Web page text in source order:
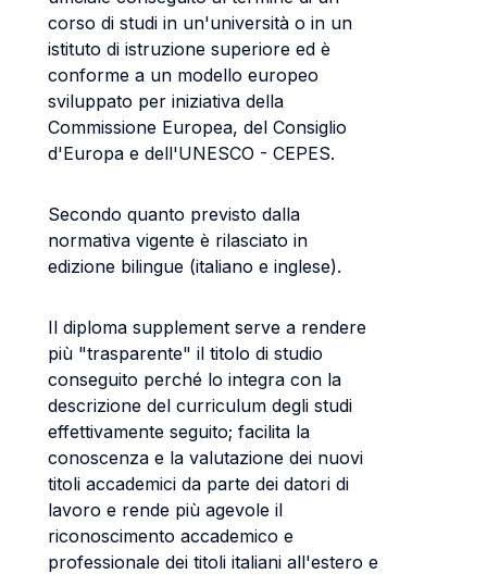
corso di studi in un'università o in un
istituto di istruzione superiore ed è
conforme a un modello europeo
sviluppato per iniziativa della
Commissione Europea, del Consiglio
d'Europa e dell'UNESCO - CEPES.
Secondo quanto previsto dalla
normativa vigente è rilasciato in
edizione bilingue (italiano e inglese).
Il diploma supplement serve a rendere
più "trasparente" il titolo di studio
conseguito perché lo integra con la
descrizione del curriculum degli studi
effettivamente seguito; facilita la
conoscenza e la valutazione dei nuovi
titoli accademici da parte dei datori di
lavoro e rende più agevole il
riconoscimento accademico e
professionale dei titoli italiani all'estero e